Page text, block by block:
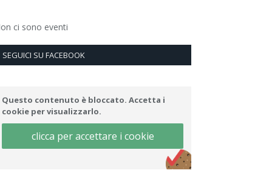
ci sono eventi
SEGUICI SU FACEBOOK
Questo contenuto è bloccato. Accetta i
cookie per visualizzarlo.
clicca per accettare i cookie